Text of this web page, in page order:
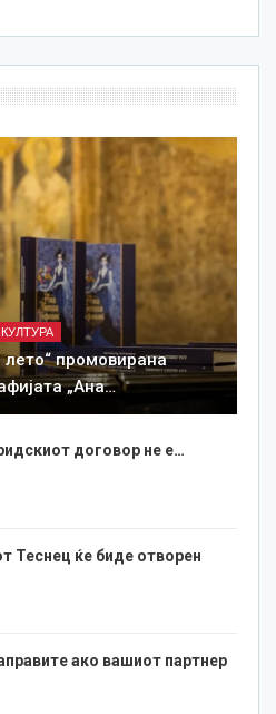
КУЛТУРА
промовирана
„Ана…
договор не е…
Теснец ќе биде отворен
ако вашиот партнер